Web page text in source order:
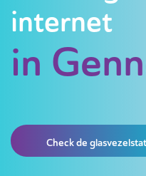
internet
in
Check de